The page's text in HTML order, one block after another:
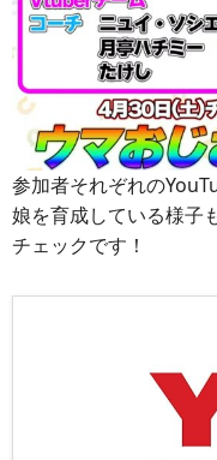
参加者それぞれの
娘を育成している様子
チェックです！